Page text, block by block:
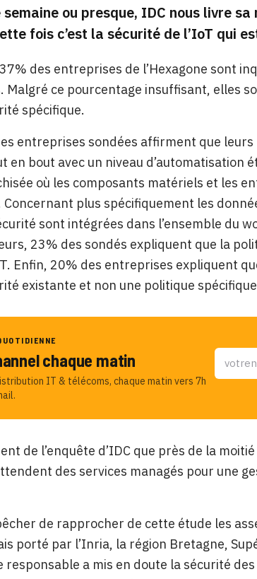
semaine ou presque, IDC nous livre
fois c’est la sécurité de l’IoT qui
des entreprises de l’Hexagone sont
Malgré ce pourcentage insuffisant, elles
spécifique.
entreprises sondées affirment que
en bout avec un niveau d’automatisation
où les composants matériels et les
plus spécifiquement les
sont intégrées dans l’ensemble du
23% des sondés expliquent que la
Enfin, 20% des entreprises expliquent
existante et non une politique
chaque matin
IT & télécoms, chaque matin vers 7h
de l’enquête d’IDC que près de la
des services managés pour une
de rapprocher de cette étude les
porté par l’Inria, la région Bretagne,
responsable a mis en doute la sécurité